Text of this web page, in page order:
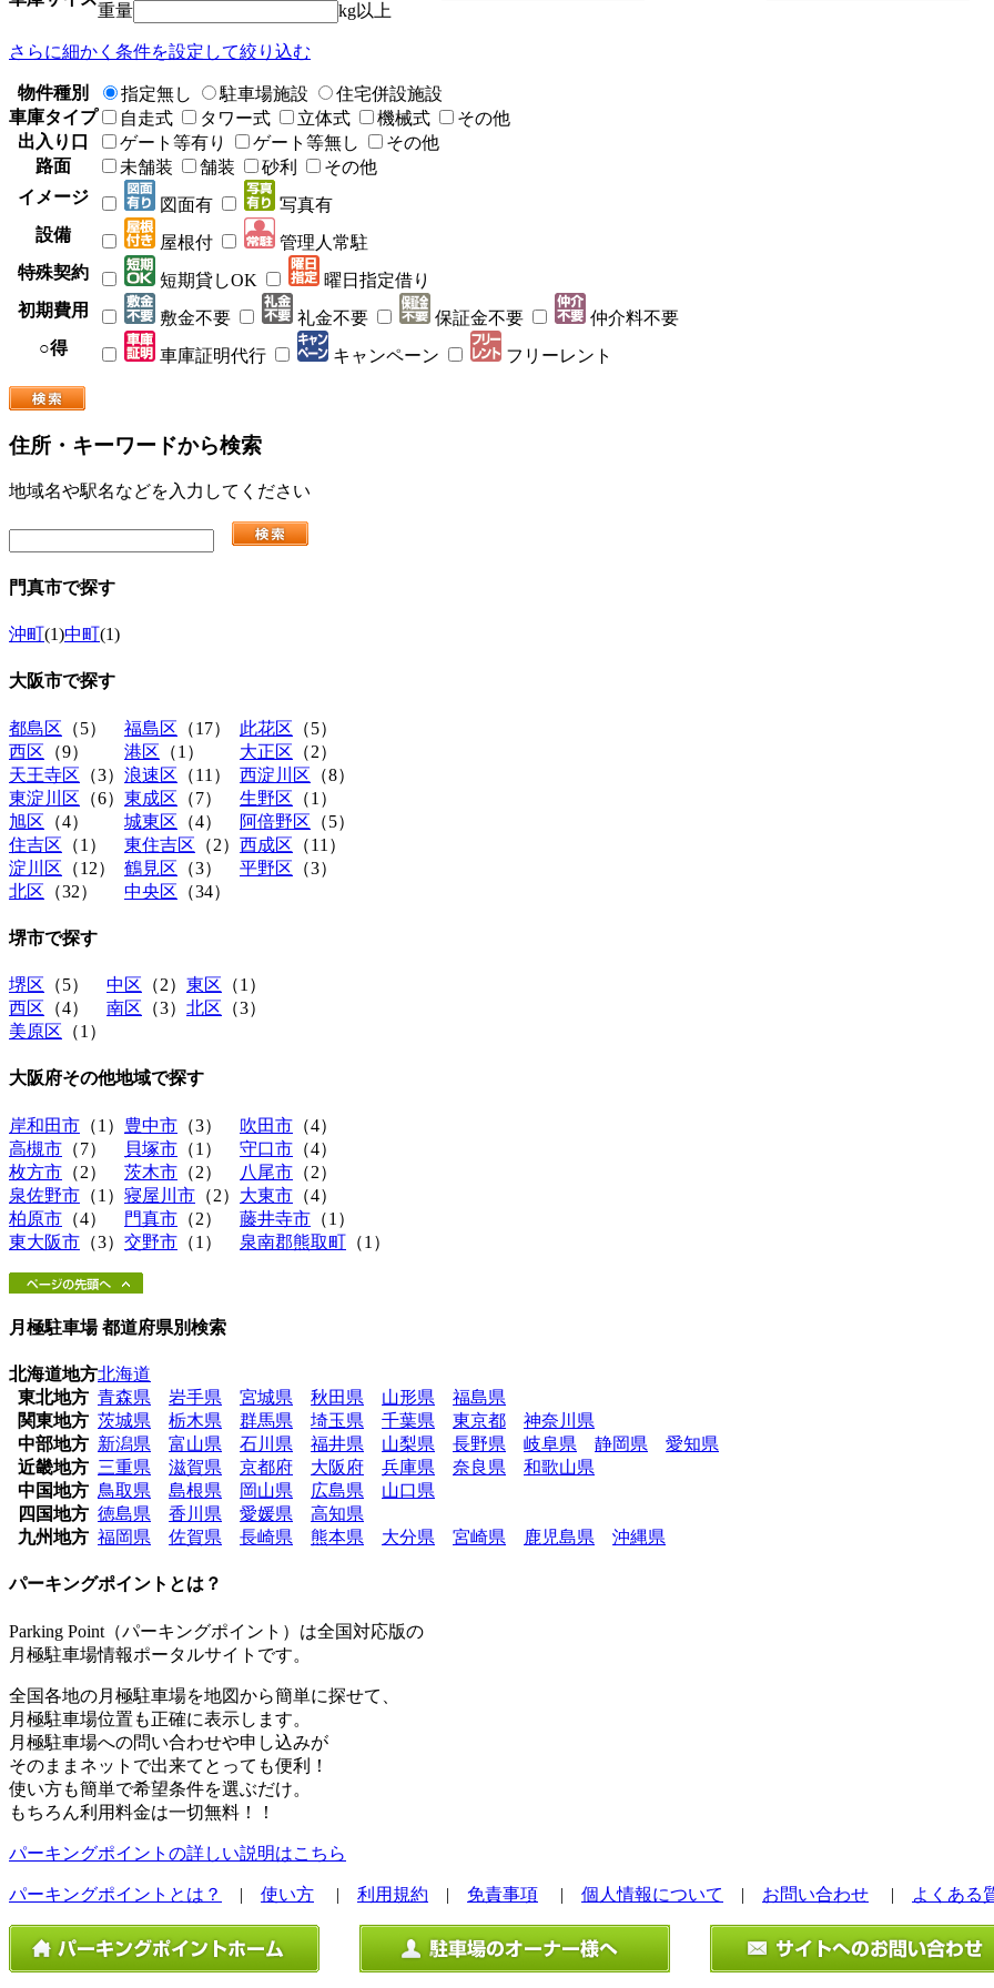
重量
kg以上
さらに細かく条件を設定して絞り込む
物件種別 指定無し 駐車場施設
住宅併設施設
車庫タイプ
自走式 タワー式 立体式 機械式
その他
出入り口
ゲート等有り ゲート等無し
その他
路面
未舗装 舗装 砂利
その他
イメージ
図面有
写真有
設備
屋根付
管理人常駐
特殊契約
短期貸しOK
曜日指定借り
初期費用
敷金不要 礼金不要 保証金不要
仲介料不要
○得
車庫証明代行 キャンペーン フリーレント
住所・キーワードから検索
地域名や駅名などを入力してください
門真市で探す
沖町(1)中町(1)
大阪市で探す
都島区 （5） 福島区 （17） 此花区 （5）
西区 （9） 港区 （1） 大正区 （2）
天王寺区 （3） 浪速区 （11） 西淀川区 （8）
東淀川区 （6） 東成区 （7） 生野区 （1）
旭区 （4） 城東区 （4） 阿倍野区 （5）
住吉区 （1） 東住吉区 （2） 西成区 （11）
淀川区 （12） 鶴見区 （3） 平野区 （3）
北区 （32） 中央区 （34）
堺市で探す
堺区 （5） 中区 （2） 東区 （1）
西区 （4） 南区 （3） 北区 （3）
美原区 （1）
大阪府その他地域で探す
岸和田市 （1） 豊中市 （3） 吹田市 （4）
高槻市 （7） 貝塚市 （1） 守口市 （4）
枚方市 （2） 茨木市 （2） 八尾市 （2）
泉佐野市 （1） 寝屋川市 （2） 大東市 （4）
柏原市 （4） 門真市 （2） 藤井寺市 （1）
東大阪市 （3） 交野市 （1） 泉南郡熊取町 （1）
月極駐車場 都道府県別検索
北海道地方北海道
東北地方 青森県 岩手県 宮城県 秋田県 山形県
福島県
関東地方 茨城県 栃木県 群馬県 埼玉県 千葉県 東京都
神奈川県
中部地方 新潟県 富山県 石川県 福井県 山梨県 長野県 岐阜県 静岡県
愛知県
近畿地方 三重県 滋賀県 京都府 大阪府 兵庫県 奈良県
和歌山県
中国地方 鳥取県 島根県 岡山県 広島県
山口県
四国地方 徳島県 香川県 愛媛県
高知県
九州地方 福岡県 佐賀県 長崎県 熊本県 大分県 宮崎県 鹿児島県 沖縄県
パーキングポイントとは？
Parking Point（パーキングポイント）は全国対応版の
月極駐車場情報ポータルサイトです。
全国各地の月極駐車場を地図から簡単に探せて、
月極駐車場位置も正確に表示します。
月極駐車場への問い合わせや申し込みが
そのままネットで出来てとっても便利！
使い方も簡単で希望条件を選ぶだけ。
もちろん利用料金は一切無料！！
パーキングポイントの詳しい説明はこちら
パーキングポイントとは？ | 使い方 | 利用規約 | 免責事項 | 個人情報について | お問い合わせ | よくある